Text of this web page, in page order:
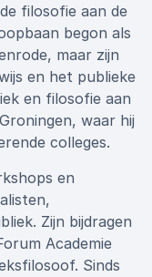
filosofie aan de
begon als
maar zijn
en het publieke
en filosofie aan
waar hij
colleges.
en
Zijn bijdragen
Academie
Sinds